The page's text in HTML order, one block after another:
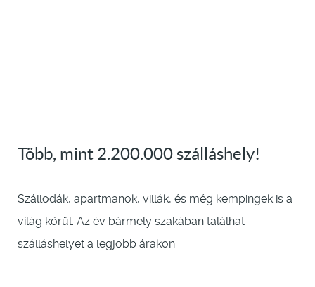
Több, mint 2.200.000 szálláshely!
Szállodák, apartmanok, villák, és még kempingek is a
világ körül. Az év bármely szakában találhat
szálláshelyet a legjobb árakon.